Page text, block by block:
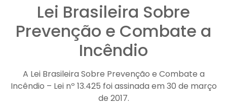
Lei Brasileira Sobre
Prevenção e Combate a
Incêndio
A Lei Brasileira Sobre Prevenção e Combate a
Incêndio – Lei nº 13.425 foi assinada em 30 de março
de 2017.